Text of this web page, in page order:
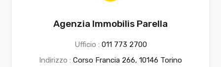
Agenzia Immobilis Parella
Ufficio : 011 773 2700
Indirizzo : Corso Francia 266, 10146 Torino